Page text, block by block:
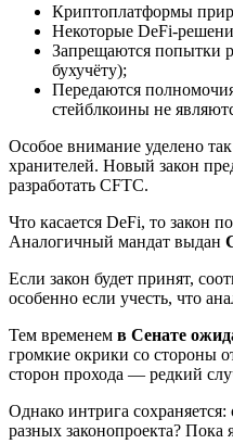
Криптоплатформы
Некоторые DeFi-
Запрещаются попытки
бухучёту);
Передаются
стейблкоины не
Особое внимание уделено
хранителей. Новый закон
разработать CFTC.
Что касается DeFi, то закон
Аналогичный мандат выдан
Если закон будет принят,
особенно если учесть, что
Тем временем в Сенате
громкие окрики со стороны
сторон прохода — редкий
Однако интрига
разных законопроекта?